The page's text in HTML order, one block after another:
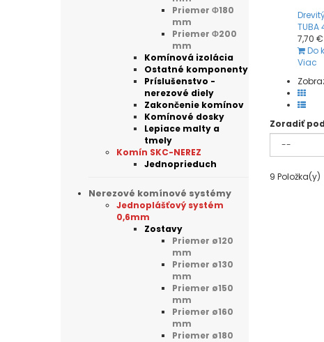
Priemer Φ180
mm
Priemer Φ200
mm
Komínová izolácia
Ostatné komponenty
Príslušenstvo -
nerezové diely
Zakončenie komínov
Komínové dosky
Lepiace malty a
tmely
Komín SKC-NEREZ
Jednoprieduch
Nerezové komínové systémy
Jednoplášťový systém
0,6mm
Zostavy
Priemer ø120
mm
Priemer ø130
mm
Priemer ø150
mm
Priemer ø160
mm
Priemer ø180
TUBA
7,70 €
Do
Viac
Zoradiť
9 Položka(y)